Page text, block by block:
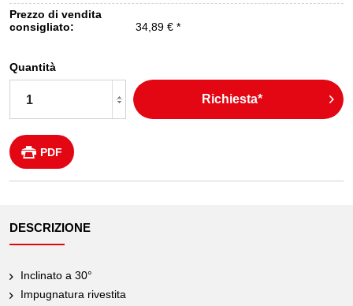
Prezzo di vendita
consigliato:
34,89 € *
Quantità
Richiesta*
PDF
DESCRIZIONE
Inclinato a 30°
Impugnatura rivestita